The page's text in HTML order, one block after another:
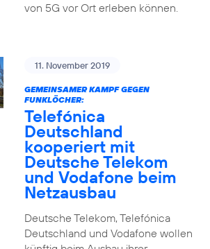
von 5G vor Ort erleben können.
11. November 2019
GEMEINSAMER KAMPF GEGEN
FUNKLÖCHER:
Telefónica
Deutschland
kooperiert mit
Deutsche Telekom
und Vodafone beim
Netzausbau
Deutsche Telekom, Telefónica
Deutschland und Vodafone wollen